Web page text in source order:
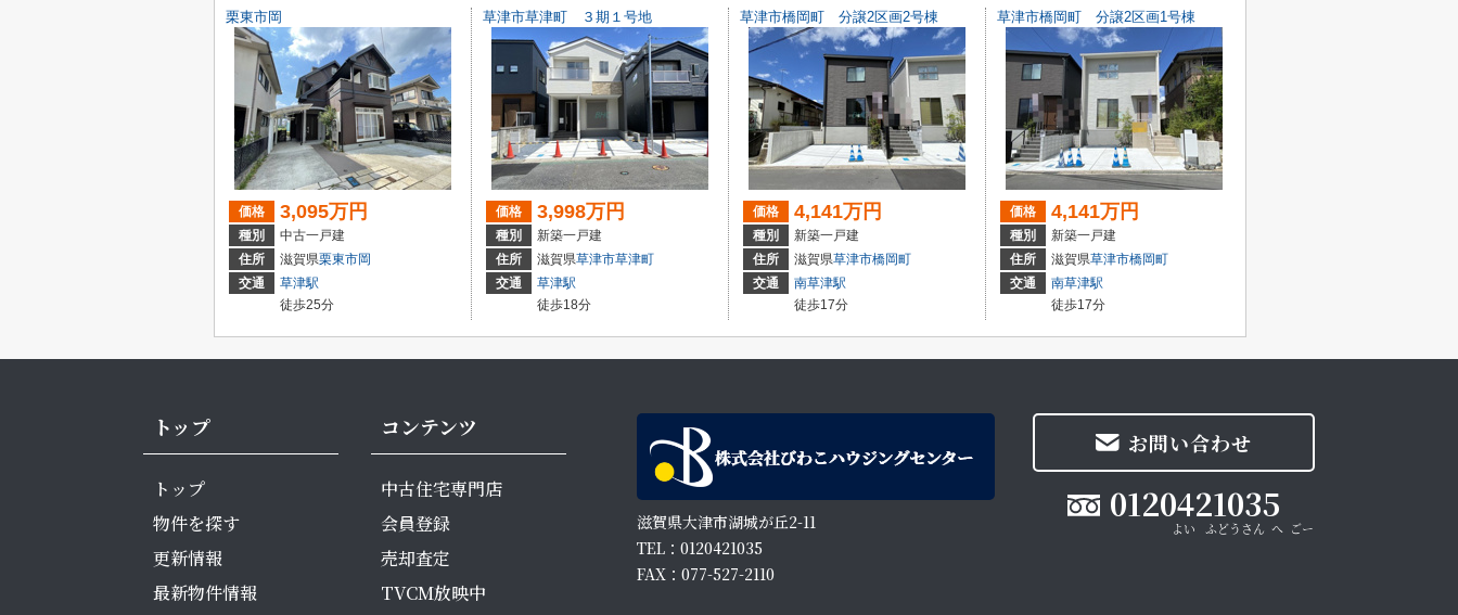
栗東市岡
価格 3,095万円
種別
中古一戸建
住所
滋賀県栗東市岡
交通
草津駅
徒歩25分
草津市草津町 ３期１号地
価格 3,998万円
種別
新築一戸建
住所
滋賀県草津市草津町
交通
草津駅
徒歩18分
草津市橋岡町 分譲2区画2号棟
価格 4,141万円
種別
新築一戸建
住所
滋賀県草津市橋岡町
交通
南草津駅
徒歩17分
草津市橋岡町 分譲2区画1号棟
価格 4,141万円
種別
新築一戸建
住所
滋賀県草津市橋岡町
交通
南草津駅
徒歩17分
トップ
トップ
物件を探す
更新情報
最新物件情報
コンテンツ
中古住宅専門店
会員登録
売却査定
TVCM放映中
滋賀県大津市湖城が丘2-11
TEL：0120421035
FAX：077-527-2110
お問い合わせ
0120421035